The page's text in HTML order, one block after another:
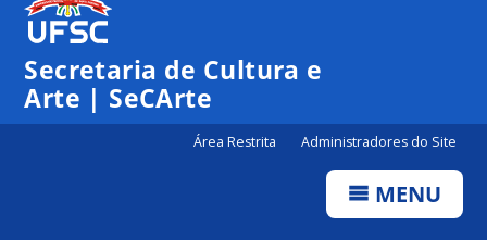
Secretaria de Cultura e
Arte | SeCArte
Área Restrita Administradores do Site
MENU